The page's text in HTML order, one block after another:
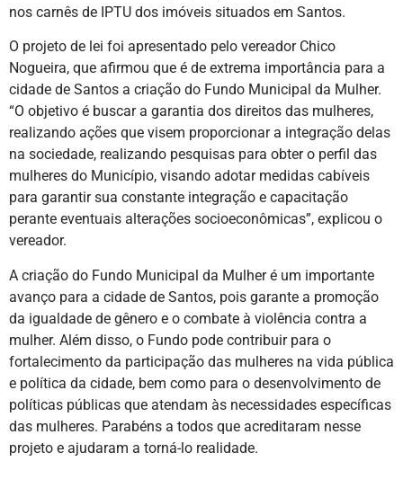
nos carnês de IPTU dos imóveis situados em Santos.
O projeto de lei foi apresentado pelo vereador Chico
Nogueira, que afirmou que é de extrema importância para a
cidade de Santos a criação do Fundo Municipal da Mulher.
“O objetivo é buscar a garantia dos direitos das mulheres,
realizando ações que visem proporcionar a integração delas
na sociedade, realizando pesquisas para obter o perfil das
mulheres do Município, visando adotar medidas cabíveis
para garantir sua constante integração e capacitação
perante eventuais alterações socioeconômicas”, explicou o
vereador.
A criação do Fundo Municipal da Mulher é um importante
avanço para a cidade de Santos, pois garante a promoção
da igualdade de gênero e o combate à violência contra a
mulher. Além disso, o Fundo pode contribuir para o
fortalecimento da participação das mulheres na vida pública
e política da cidade, bem como para o desenvolvimento de
políticas públicas que atendam às necessidades específicas
das mulheres. Parabéns a todos que acreditaram nesse
projeto e ajudaram a torná-lo realidade.